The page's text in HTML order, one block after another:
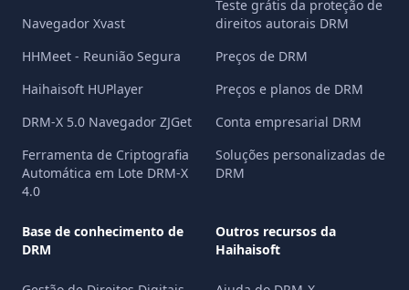
Navegador Xvast
HHMeet - Reunião Segura
Haihaisoft HUPlayer
DRM-X 5.0 Navegador ZJGet
Ferramenta de Criptografia
Automática em Lote DRM-X
4.0
Teste grátis da proteção de
direitos autorais DRM
Preços de DRM
Preços e planos de DRM
Conta empresarial DRM
Soluções personalizadas de
DRM
Base de conhecimento de
DRM
Outros recursos da
Haihaisoft